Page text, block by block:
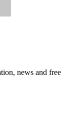
news and free